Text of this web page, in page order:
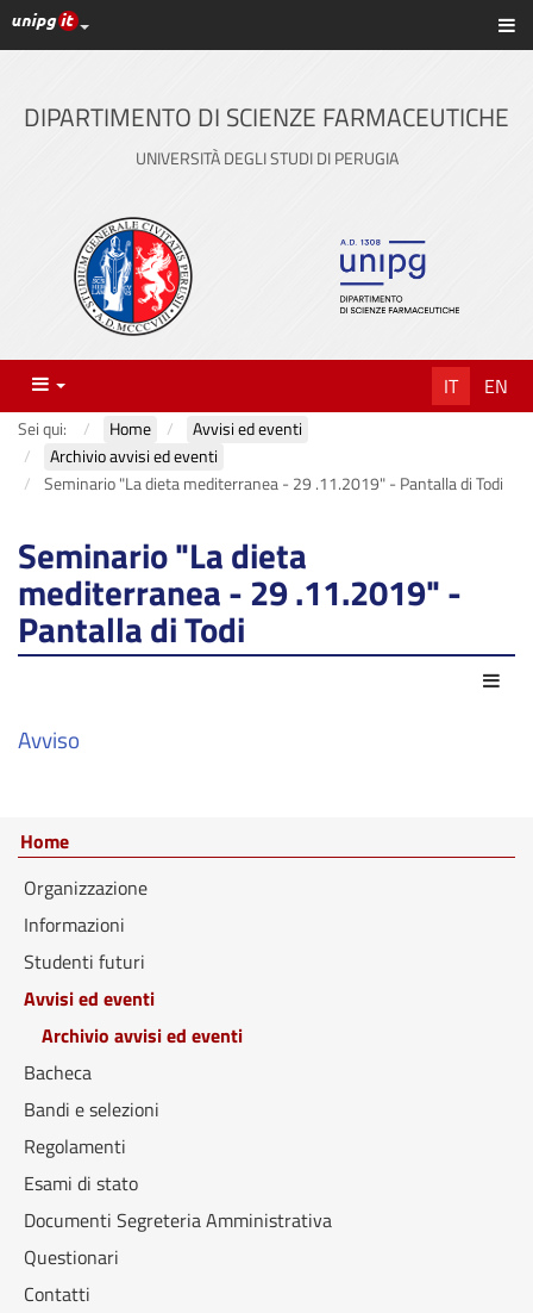
Vai
al
principale
Link ai principali servizi web di Ateneo
DIPARTIMENTO DI SCIENZE FARMACEUTICHE
UNIVERSITÀ DEGLI STUDI DI PERUGIA
Menu IT EN
Sei qui: Home
Avvisi ed eventi
Archivio avvisi ed eventi
Seminario "La dieta mediterranea - 29 .11.2019" - Pantalla di Todi
Seminario "La dieta
mediterranea - 29 .11.2019" -
Pantalla di Todi
Avviso
Home
Organizzazione
Informazioni
Studenti futuri
Avvisi ed eventi
Archivio avvisi ed eventi
Bacheca
Bandi e selezioni
Regolamenti
Esami di stato
Documenti Segreteria Amministrativa
Questionari
Contatti